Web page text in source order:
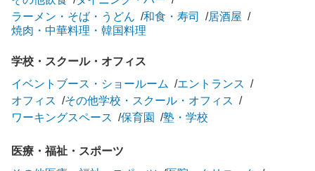
ラーメン・そば・うどん
和食・寿司
居酒屋
焼肉・中華料理・韓国料理
学校・スクール・オフィス
イベントブース・ショールーム
エントランス
オフィス
その他学校・スクール・オフィス
ワーキングスペース
保育園 塾・学校
医療・福祉・スポーツ